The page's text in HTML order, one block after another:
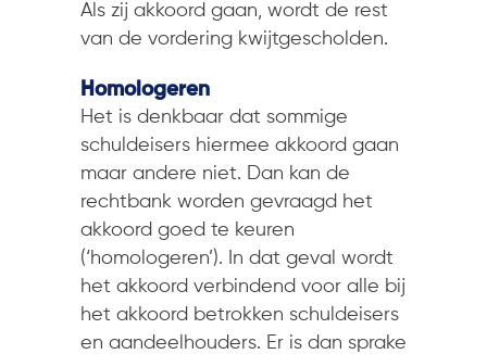
Als zij akkoord gaan, wordt de rest
van de vordering kwijtgescholden.
Homologeren
Het is denkbaar dat sommige
schuldeisers hiermee akkoord gaan
maar andere niet. Dan kan de
rechtbank worden gevraagd het
akkoord goed te keuren
(‘homologeren’). In dat geval wordt
het akkoord verbindend voor alle bij
het akkoord betrokken schuldeisers
en aandeelhouders. Er is dan sprake